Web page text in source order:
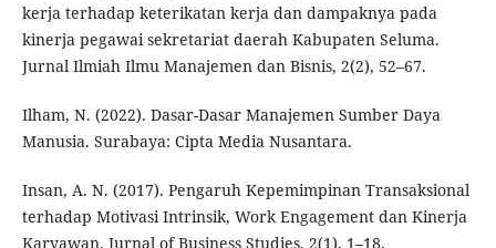
kerja terhadap keterikatan kerja dan dampaknya pada
kinerja pegawai sekretariat daerah Kabupaten Seluma.
Jurnal Ilmiah Ilmu Manajemen dan Bisnis, 2(2), 52–67.
Ilham, N. (2022). Dasar-Dasar Manajemen Sumber Daya
Manusia. Surabaya: Cipta Media Nusantara.
Insan, A. N. (2017). Pengaruh Kepemimpinan Transaksional
terhadap Motivasi Intrinsik, Work Engagement dan Kinerja
Karyawan. Jurnal of Business Studies, 2(1), 1–18.